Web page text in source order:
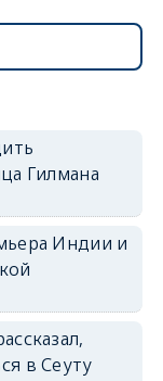
Гилмана
Индии и
в Сеуту